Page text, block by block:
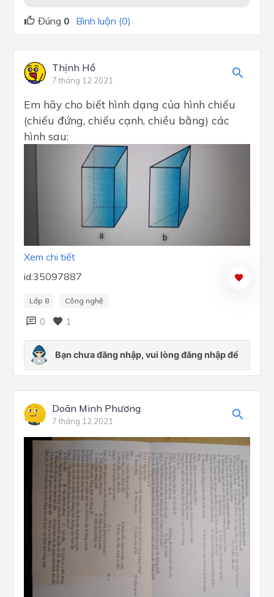
Đúng 0 Bình luận (0)
Thịnh Hồ
7 tháng 12 2021
Em hãy cho biết hình dạng của hình chiếu
(chiếu đứng, chiếu cạnh, chiều bằng) các
hình sau:
Xem chi tiết
id:35097887
Lớp 8 Công nghệ
0 1
Doãn Minh Phương
7 tháng 12 2021